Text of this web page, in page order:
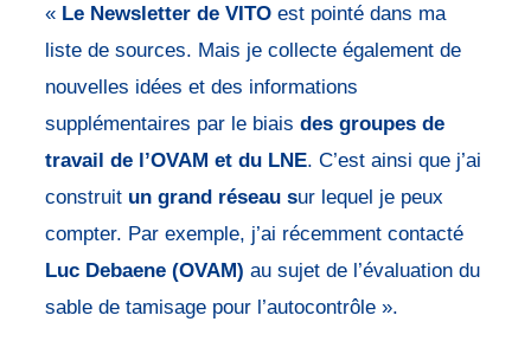
« Le Newsletter de VITOest pointé dans ma
liste de sources. Mais je collecte également de
nouvelles idées et des informations
supplémentaires par le biais des groupes de
travail de l’OVAM et du LNE. C’est ainsi que j’ai
construit un grand réseau sur lequel je peux
compter. Par exemple, j’ai récemment contacté
Luc Debaene (OVAM) au sujet de l’évaluation du
sable de tamisage pour l’autocontrôle ».